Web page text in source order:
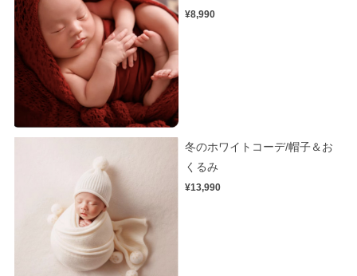
¥8,990
冬のホワイトコーデ/帽子＆お
くるみ
¥13,990